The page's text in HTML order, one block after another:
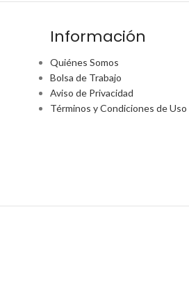
Información
Quiénes Somos
Bolsa de Trabajo
Aviso de Privacidad
Términos y Condiciones de Uso